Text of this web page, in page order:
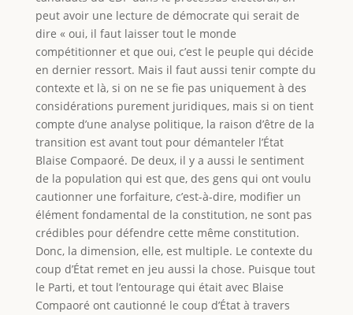
peut avoir une lecture de démocrate qui serait de
dire « oui, il faut laisser tout le monde
compétitionner et que oui, c’est le peuple qui décide
en dernier ressort. Mais il faut aussi tenir compte du
contexte et là, si on ne se fie pas uniquement à des
considérations purement juridiques, mais si on tient
compte d’une analyse politique, la raison d’être de la
transition est avant tout pour démanteler l’État
Blaise Compaoré. De deux, il y a aussi le sentiment
de la population qui est que, des gens qui ont voulu
cautionner une forfaiture, c’est-à-dire, modifier un
élément fondamental de la constitution, ne sont pas
crédibles pour défendre cette même constitution.
Donc, la dimension, elle, est multiple. Le contexte du
coup d’État remet en jeu aussi la chose. Puisque tout
le Parti, et tout l’entourage qui était avec Blaise
Compaoré ont cautionné le coup d’État à travers